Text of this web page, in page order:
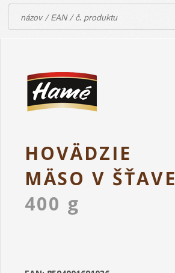
HOVÄDZIE
MÄSO V ŠŤAVE
400 g